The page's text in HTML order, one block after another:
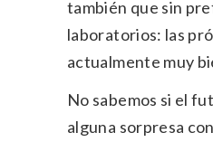
también que sin
laboratorios: las
actualmente muy
No sabemos si el
alguna sorpresa